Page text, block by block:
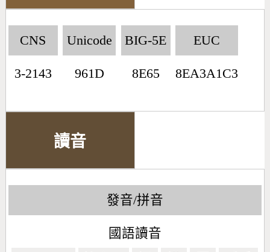
CNS
3-2143
Unicode
961D
BIG-5E
8E65
EUC
8EA3A1C3
讀音
發音/拼音
國語讀音